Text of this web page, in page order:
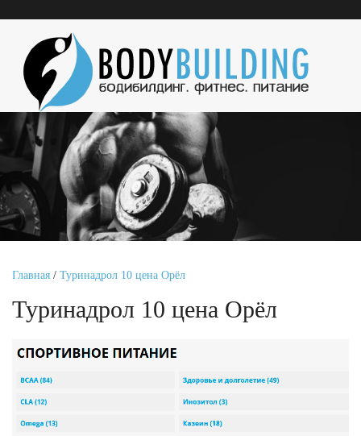
Главная / Туринадрол 10 цена Орёл
Туринадрол 10 цена Орёл